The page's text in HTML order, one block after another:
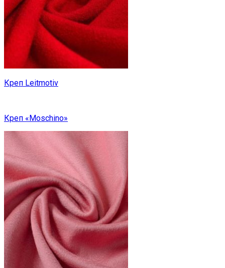
Креп Leitmotiv
Креп «Moschino»